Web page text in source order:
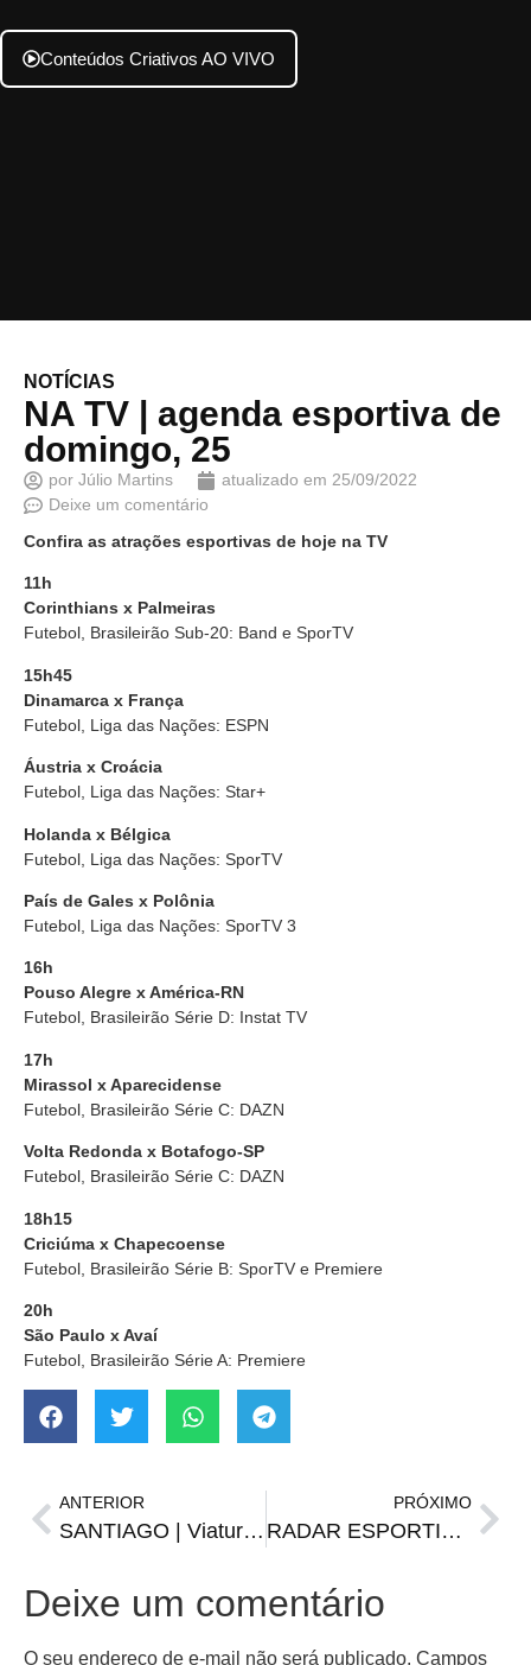
Conteúdos Criativos AO VIVO
NOTÍCIAS
NA TV | agenda esportiva de
domingo, 25
por Júlio Martins atualizado em 25/09/2022
Deixe um comentário
Confira as atrações esportivas de hoje na TV
11h
Corinthians x Palmeiras
Futebol, Brasileirão Sub-20: Band e SporTV
15h45
Dinamarca x França
Futebol, Liga das Nações: ESPN
Áustria x Croácia
Futebol, Liga das Nações: Star+
Holanda x Bélgica
Futebol, Liga das Nações: SporTV
País de Gales x Polônia
Futebol, Liga das Nações: SporTV 3
16h
Pouso Alegre x América-RN
Futebol, Brasileirão Série D: Instat TV
17h
Mirassol x Aparecidense
Futebol, Brasileirão Série C: DAZN
Volta Redonda x Botafogo-SP
Futebol, Brasileirão Série C: DAZN
18h15
Criciúma x Chapecoense
Futebol, Brasileirão Série B: SporTV e Premiere
20h
São Paulo x Avaí
Futebol, Brasileirão Série A: Premiere
ANTERIOR
SANTIAGO | Viatura da Brigada sofre acidente e atinge residência na Felipe Lopes
PRÓXIMO
RADAR ESPORTIVO | Definições no Brasileiro C e D, Liga das Nações e mais
Deixe um comentário
O seu endereço de e-mail não será publicado. Campos